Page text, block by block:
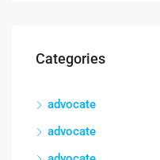
Categories
advocate
advocate